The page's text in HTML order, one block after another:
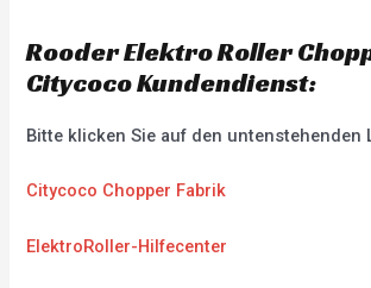
Rooder Elektro Roller
Citycoco Kundendienst:
Bitte klicken Sie auf den untenstehenden
Citycoco Chopper Fabrik
ElektroRoller-Hilfecenter